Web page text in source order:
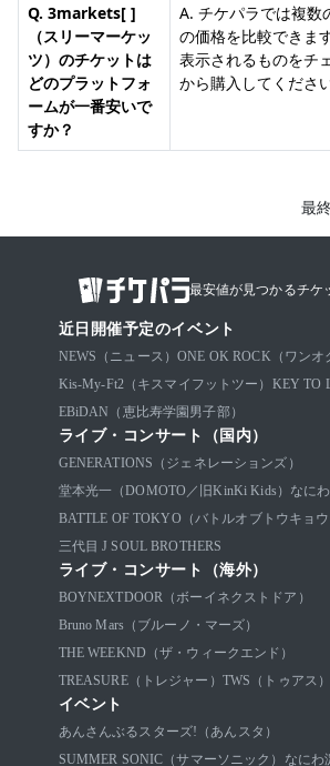
Q. 3markets[ ]
（スリーマーケッ
ツ）のチケットは
どのプラットフォ
ームが一番安いで
すか？
A. チケパラでは複数
の価格を比較できま
表示されるものをチ
から購入してください
最
最安値が見つかるチケ
近日開催予定のイベント
NEWS（ニュース） ONE OK ROCK（ワンオ
Kis-My-Ft2（キスマイフットツー） KEY TO
EBiDAN（恵比寿学園男子部）
ライブ・コンサート（国内）
GENERATIONS（ジェネレーションズ）
堂本光一（DOMOTO／旧KinKi Kids） なに
BATTLE OF TOKYO（バトルオブトウキョウ
三代目 J SOUL BROTHERS
ライブ・コンサート（海外）
BOYNEXTDOOR（ボーイネクストドア）
Bruno Mars（ブルーノ・マーズ）
THE WEEKND（ザ・ウィークエンド）
TREASURE（トレジャー） TWS（トゥアス）
イベント
あんさんぶるスターズ!（あんスタ）
SUMMER SONIC（サマーソニック） なにわ